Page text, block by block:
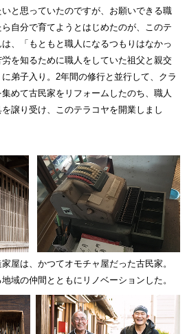
と思っていたのですが、お願いできる職
自分で育てようとはじめたのが、このテ
、「もともと職人になるつもりはなかっ
を知るために職人をしていた祖父と親交
弟子入り。2年間の修行と並行して、クラ
めて古民家をリフォームしたのち、職人
譲り受け、このテラコヤを開業しまし
屋は、かつてオモチャ屋だった古民家。
域の仲間とともにリノベーションした。